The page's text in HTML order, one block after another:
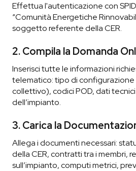
Effettua l'autenticazione con
“Comunità Energetiche
soggetto referente della CER.
2. Compila la Domanda
Inserisci tutte le informazioni
telematico: tipo di configurazione
collettivo), codici POD, dati
dell’impianto.
3. Carica la
Allega i documenti necessari:
della CER, contratti tra i membri,
sull’impianto, computi metrici,